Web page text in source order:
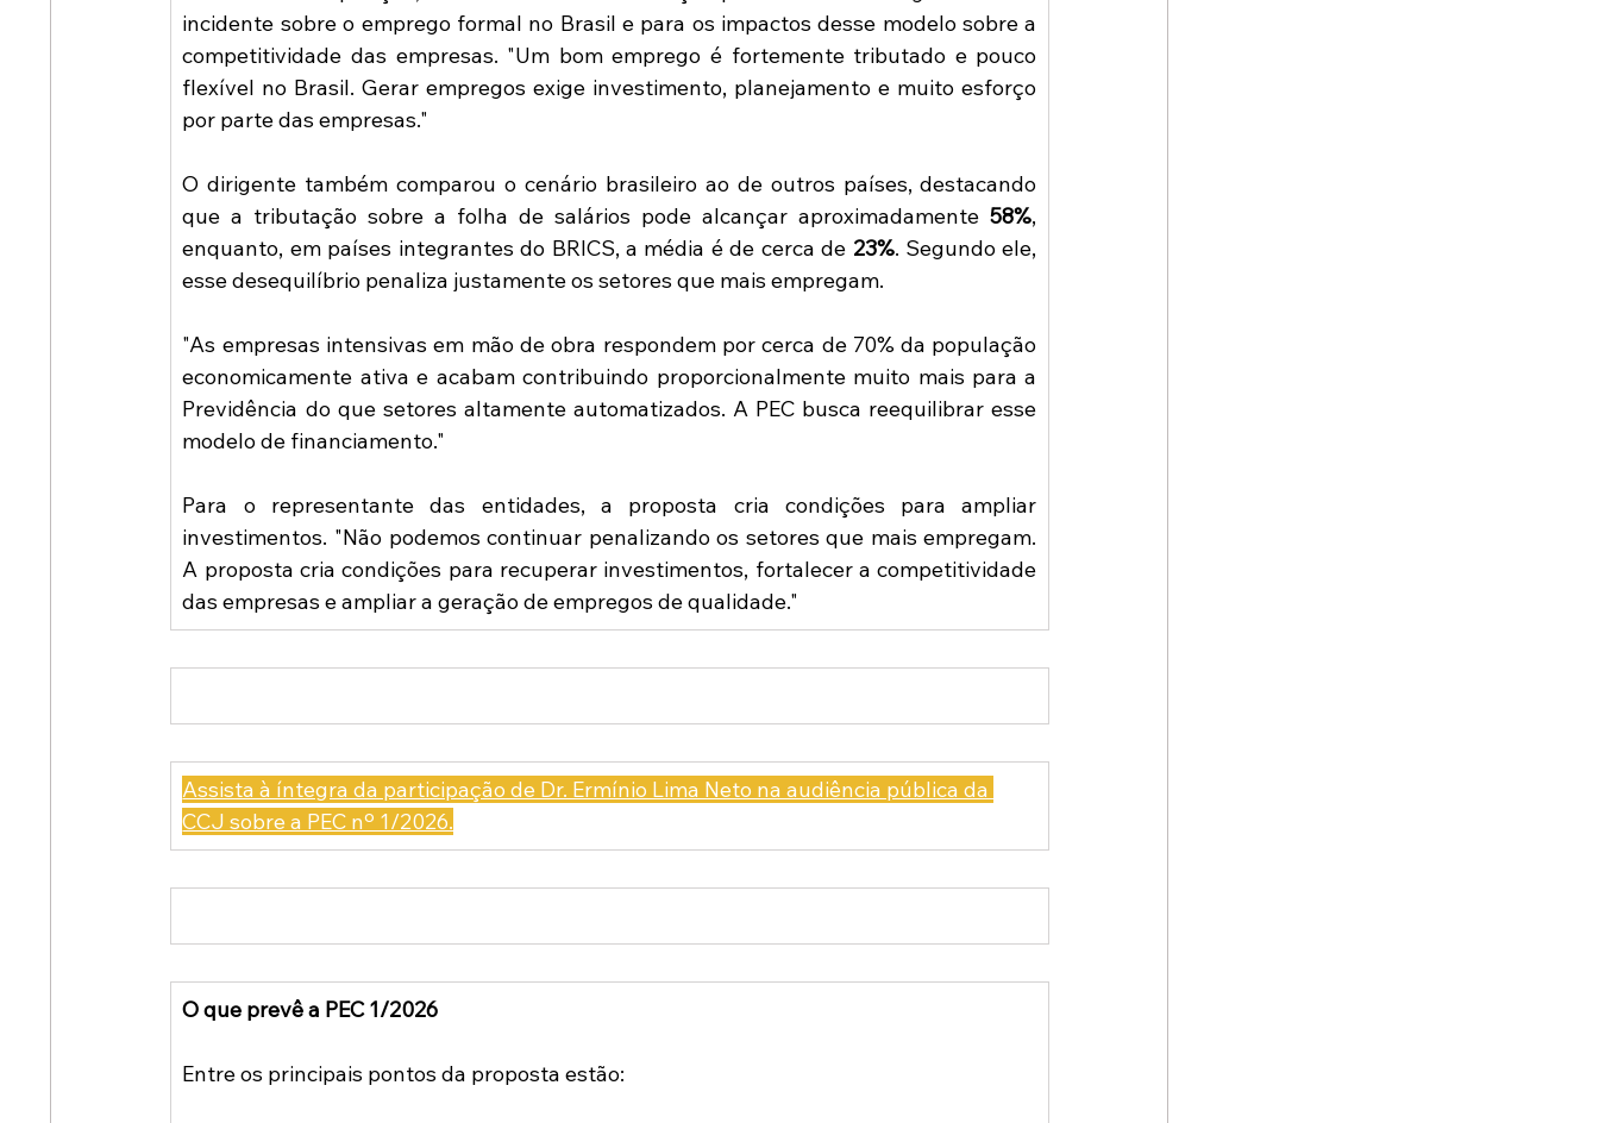
incidente sobre o emprego formal no Brasil e para os impactos desse modelo sobre a
competitividade das empresas. "Um bom emprego é fortemente tributado e pouco
flexível no Brasil. Gerar empregos exige investimento, planejamento e muito esforço
por parte das empresas."
O dirigente também comparou o cenário brasileiro ao de outros países, destacando
que a tributação sobre a folha de salários pode alcançar aproximadamente 58%,
enquanto, em países integrantes do BRICS, a média é de cerca de 23%. Segundo ele,
esse desequilíbrio penaliza justamente os setores que mais empregam.
"As empresas intensivas em mão de obra respondem por cerca de 70% da população
economicamente ativa e acabam contribuindo proporcionalmente muito mais para a
Previdência do que setores altamente automatizados. A PEC busca reequilibrar esse
modelo de financiamento."
Para o representante das entidades, a proposta cria condições para ampliar
investimentos. "Não podemos continuar penalizando os setores que mais empregam.
A proposta cria condições para recuperar investimentos, fortalecer a competitividade
das empresas e ampliar a geração de empregos de qualidade."
Assista à íntegra da participação de Dr. Ermínio Lima Neto na audiência pública da
CCJ sobre a PEC nº 1/2026.
O que prevê a PEC 1/2026
Entre os principais pontos da proposta estão: